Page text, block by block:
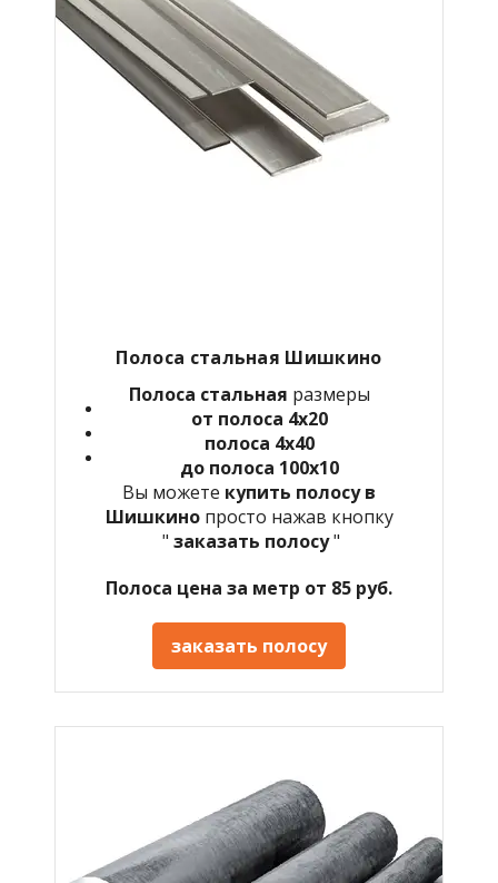
Полоса стальная Шишкино
Полоса стальная размеры
от полоса 4х20
полоса 4х40
до полоса 100х10
Вы можете купить полосу в
Шишкино просто нажав кнопку
" заказать полосу"
Полоса цена за метр от 85 руб.
заказать полосу